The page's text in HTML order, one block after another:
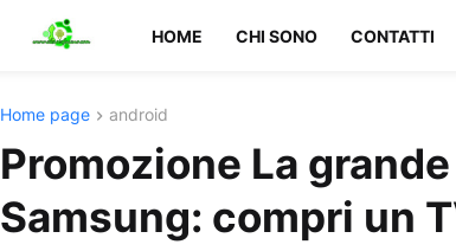
HOME CHI SONO CONTATTI
Home page android
Promozione La
Samsung: compri un